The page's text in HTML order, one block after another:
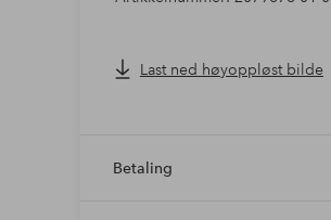
Last ned høyoppløst bilde
Betaling